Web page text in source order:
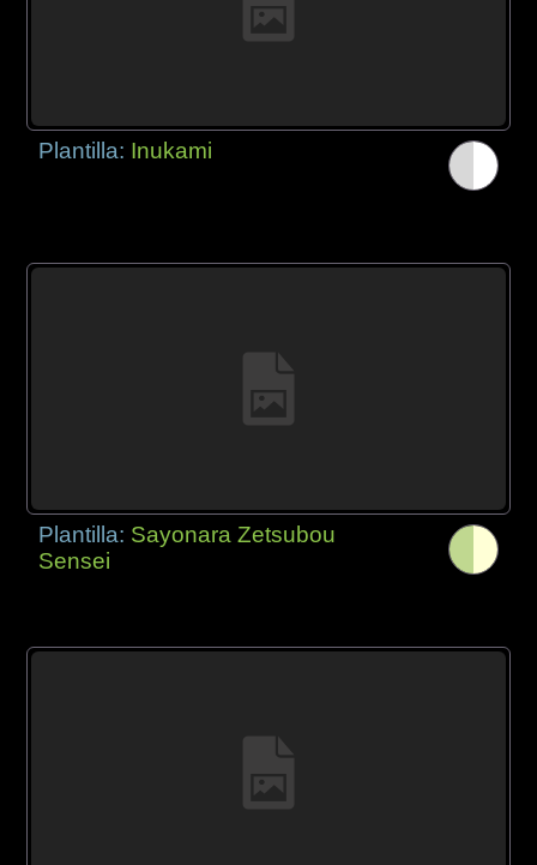
Plantilla: Inukami
Plantilla: Sayonara Zetsubou
Sensei